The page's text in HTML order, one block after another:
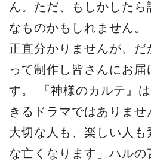
ん。ただ、もしかした
なものかもしれません
正直分かりませんが、
って制作し皆さんにお届
す。 『神様のカルテ』
きるドラマではありま
大切な人も、楽しい人も
な亡くなります」ハルの